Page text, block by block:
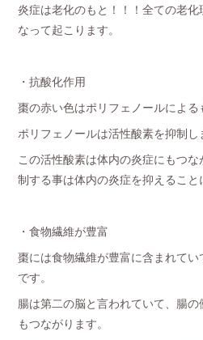
炎症は老化のもと！！！全ての老
なって起こります。
・抗酸化作用
棗の赤い色はポリフェノールによる
ポリフェノールは活性酸素を抑制し
この活性酸素は体内の炎症にもつ
制する事は体内の炎症を抑えること
・食物繊維が豊富
棗には食物繊維が豊富に含まれて
です。
腸は第二の脳と言われていて、腸
もつながります。